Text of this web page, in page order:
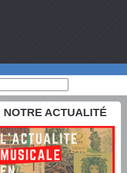
NOTRE ACTUALITÉ